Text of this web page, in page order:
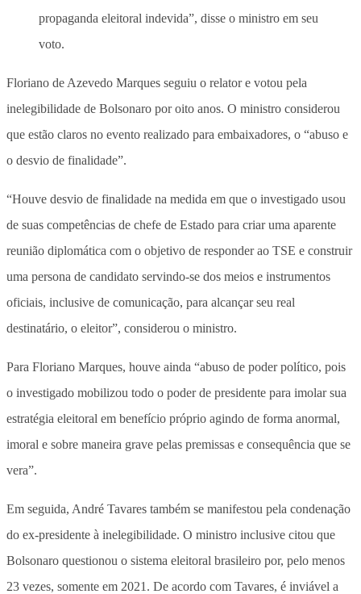
propaganda eleitoral indevida”, disse o ministro em seu
voto.
Floriano de Azevedo Marques seguiu o relator e votou pela
inelegibilidade de Bolsonaro por oito anos. O ministro considerou
que estão claros no evento realizado para embaixadores, o “abuso e
o desvio de finalidade”.
“Houve desvio de finalidade na medida em que o investigado usou
de suas competências de chefe de Estado para criar uma aparente
reunião diplomática com o objetivo de responder ao TSE e construir
uma persona de candidato servindo-se dos meios e instrumentos
oficiais, inclusive de comunicação, para alcançar seu real
destinatário, o eleitor”, considerou o ministro.
Para Floriano Marques, houve ainda “abuso de poder político, pois
o investigado mobilizou todo o poder de presidente para imolar sua
estratégia eleitoral em benefício próprio agindo de forma anormal,
imoral e sobre maneira grave pelas premissas e consequência que se
vera”.
Em seguida, André Tavares também se manifestou pela condenação
do ex-presidente à inelegibilidade. O ministro inclusive citou que
Bolsonaro questionou o sistema eleitoral brasileiro por, pelo menos
23 vezes, somente em 2021. De acordo com Tavares, é inviável a